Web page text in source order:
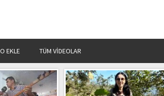
EKLE TÜM VIDEOLAR